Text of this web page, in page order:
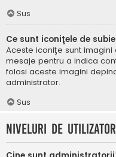
Sus
Ce sunt iconiţele de
Aceste iconiţe sunt
mesaje pentru a indica
folosi aceste imagini
administrator.
Sus
Niveluri de